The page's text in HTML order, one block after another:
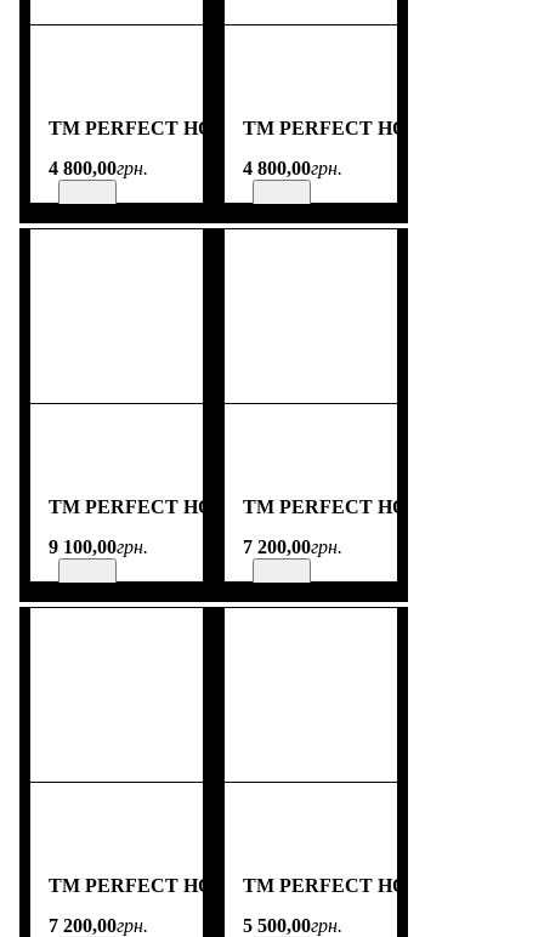
TM PERFECT HOME
4 800,00грн.
TM PERFECT HOME
4 800,00грн.
TM PERFECT HOME
9 100,00грн.
TM PERFECT HOME
7 200,00грн.
TM PERFECT HOME
7 200,00грн.
TM PERFECT HOME
5 500,00грн.